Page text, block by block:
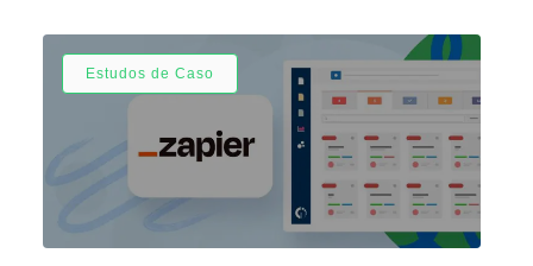
melhores resultados para seus negócios. Eles
possuem mais de 30 ferramentas divididas em 3…
Estudos de Caso